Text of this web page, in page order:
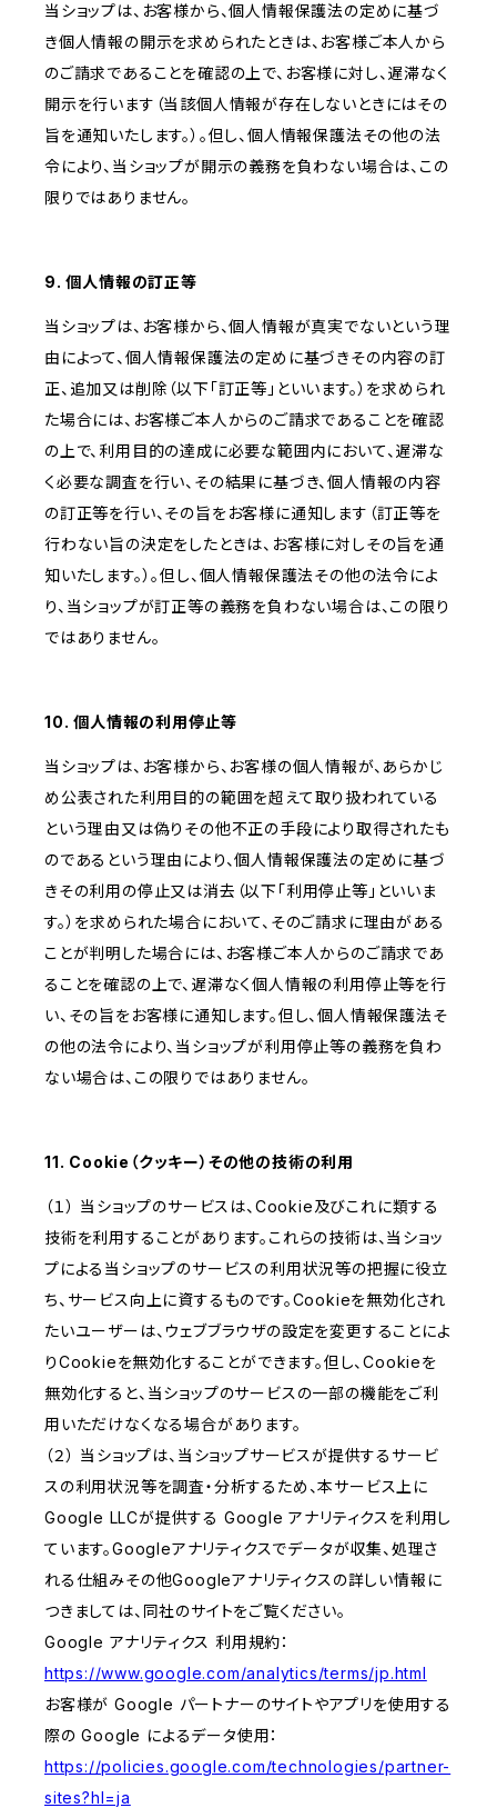
当ショップは、お客様から、個人情報保護法の定めに基づ
き個人情報の開示を求められたときは、お客様ご本人から
のご請求であることを確認の上で、お客様に対し、遅滞なく
開示を行います（当該個人情報が存在しないときにはその
旨を通知いたします。）。但し、個人情報保護法その他の法
令により、当ショップが開示の義務を負わない場合は、この
限りではありません。
9. 個人情報の訂正等
当ショップは、お客様から、個人情報が真実でないという理
由によって、個人情報保護法の定めに基づきその内容の訂
正、追加又は削除（以下「訂正等」といいます。）を求められ
た場合には、お客様ご本人からのご請求であることを確認
の上で、利用目的の達成に必要な範囲内において、遅滞な
く必要な調査を行い、その結果に基づき、個人情報の内容
の訂正等を行い、その旨をお客様に通知します（訂正等を
行わない旨の決定をしたときは、お客様に対しその旨を通
知いたします。）。但し、個人情報保護法その他の法令によ
り、当ショップが訂正等の義務を負わない場合は、この限り
ではありません。
10. 個人情報の利用停止等
当ショップは、お客様から、お客様の個人情報が、あらかじ
め公表された利用目的の範囲を超えて取り扱われている
という理由又は偽りその他不正の手段により取得されたも
のであるという理由により、個人情報保護法の定めに基づ
きその利用の停止又は消去（以下「利用停止等」といいま
す。）を求められた場合において、そのご請求に理由がある
ことが判明した場合には、お客様ご本人からのご請求であ
ることを確認の上で、遅滞なく個人情報の利用停止等を行
い、その旨をお客様に通知します。但し、個人情報保護法そ
の他の法令により、当ショップが利用停止等の義務を負わ
ない場合は、この限りではありません。
11. Cookie（クッキー）その他の技術の利用
（１） 当ショップのサービスは、Cookie及びこれに類する
技術を利用することがあります。これらの技術は、当ショッ
プによる当ショップのサービスの利用状況等の把握に役立
ち、サービス向上に資するものです。Cookieを無効化され
たいユーザーは、ウェブブラウザの設定を変更することによ
りCookieを無効化することができます。但し、Cookieを
無効化すると、当ショップのサービスの一部の機能をご利
用いただけなくなる場合があります。
（２） 当ショップは、当ショップサービスが提供するサービ
スの利用状況等を調査・分析するため、本サービス上に
Google LLCが提供する Google アナリティクスを利用し
ています。Googleアナリティクスでデータが収集、処理さ
れる仕組みその他Googleアナリティクスの詳しい情報に
つきましては、同社のサイトをご覧ください。
Google アナリティクス 利用規約：
https://www.google.com/analytics/terms/jp.html
お客様が Google パートナーのサイトやアプリを使用する
際の Google によるデータ使用：
https://policies.google.com/technologies/partner-
sites?hl=ja